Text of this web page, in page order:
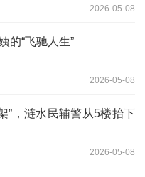
2026-05-08
的“飞驰人生”
2026-05-08
”，涟水民辅警从5楼抬下
2026-05-08